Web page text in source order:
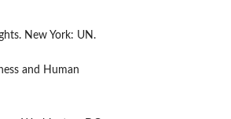
New York: UN.
and Human